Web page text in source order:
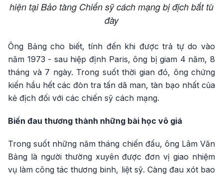
hiện tại Bảo tàng Chiến sỹ cách mạng bị địch bắt tù
đày
Ông Bảng cho biết, tính đến khi được trả tự do vào
năm 1973 - sau hiệp định Paris, ông bị giam 4 năm, 8
tháng và 7 ngày. Trong suốt thời gian đó, ông chứng
kiến hầu hết các đòn tra tấn dã man, tàn bạo nhất của
kẻ địch đối với các chiến sỹ cách mạng.
Biến đau thương thành những bài học vô giá
Trong suốt những năm tháng chiến đấu, ông Lâm Văn
Bảng là người thường xuyên được đơn vị giao nhiệm
vụ làm công tác thương binh, liệt sỹ. Càng đau xót bao